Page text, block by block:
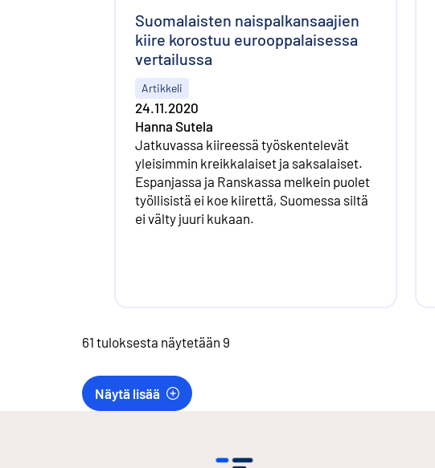
Suomalaisten naispalkansaajien
kiire korostuu eurooppalaisessa
vertailussa
Artikkeli
24.11.2020
Hanna Sutela
Jatkuvassa kiireessä työskentelevät
yleisimmin kreikkalaiset ja saksalaiset.
Espanjassa ja Ranskassa melkein puolet
työllisistä ei koe kiirettä, Suomessa siltä
ei välty juuri kukaan.
61 tuloksesta näytetään 9
Näytä lisää